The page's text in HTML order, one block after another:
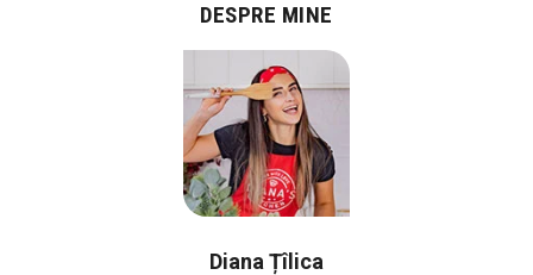
DESPRE MINE
Diana Țîlica